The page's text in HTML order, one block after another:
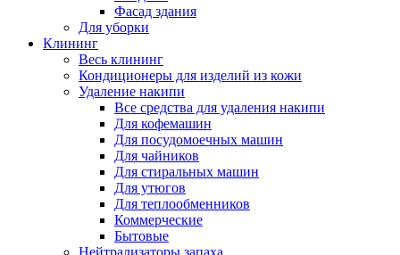
Фасад здания
Для уборки
Клининг
Весь клининг
Кондиционеры для изделий из кожи
Удаление накипи
Все средства для удаления накипи
Для кофемашин
Для посудомоечных машин
Для чайников
Для стиральных машин
Для утюгов
Для теплообменников
Коммерческие
Бытовые
Нейтрализаторы запаха